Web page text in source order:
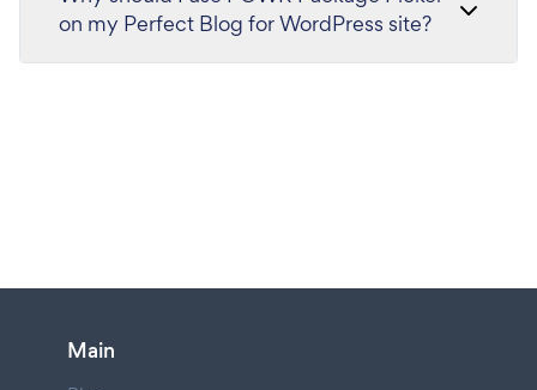
on my Perfect Blog for WordPress site?
Main